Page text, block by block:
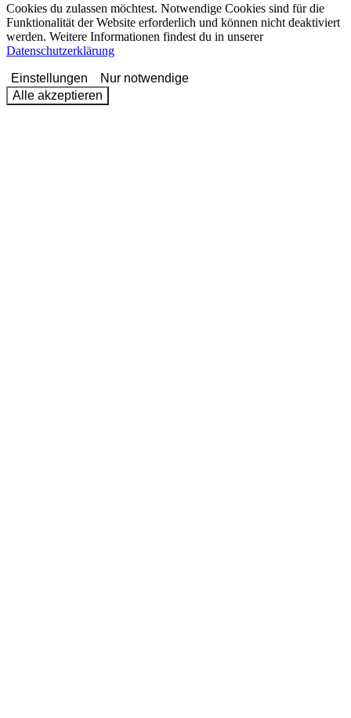
Cookies du zulassen möchtest. Notwendige Cookies sind für die
Funktionalität der Website erforderlich und können nicht deaktiviert
werden. Weitere Informationen findest du in unserer
Datenschutzerklärung
Einstellungen
Nur notwendige
Alle akzeptieren